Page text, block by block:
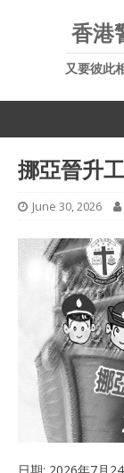
香港
又要彼此
挪亞晉升
June 30, 2026